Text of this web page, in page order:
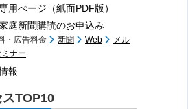
用ぺージ（紙面PDF版）
庭新聞購読のお申込み
・広告料金 新聞 Web
メル
ナー
報
スTOP10